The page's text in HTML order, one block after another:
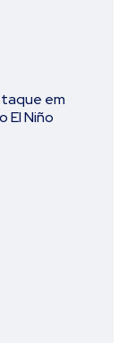
em
El Niño